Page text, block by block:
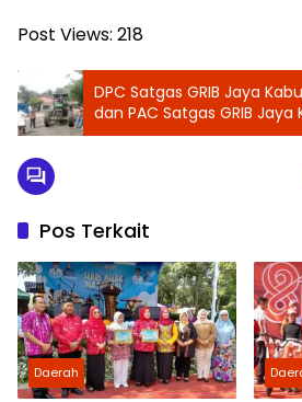
Post Views: 218
DPC Satgas GRIB Jaya
dan PAC Satgas GRIB
Timbun Jalan Berlubang
Pos Terkait
Daerah